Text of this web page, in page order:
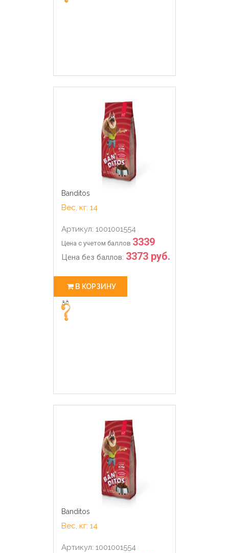
Banditos
Вес, кг: 14
Артикул: 1001001554
Цена с учетом баллов 3339
Цена без баллов: 3373 руб.
В КОРЗИНУ
Banditos
Вес, кг: 14
Артикул: 1001001554